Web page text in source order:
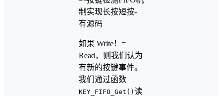
如果 Write！=
Read，则我们认为
有新的按键事件。
我们通过函数
KEY_FIFO_Get() 读